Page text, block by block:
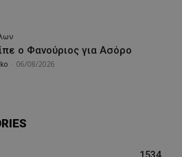
ο Φανούριος για Ασόρο
06/08/2026